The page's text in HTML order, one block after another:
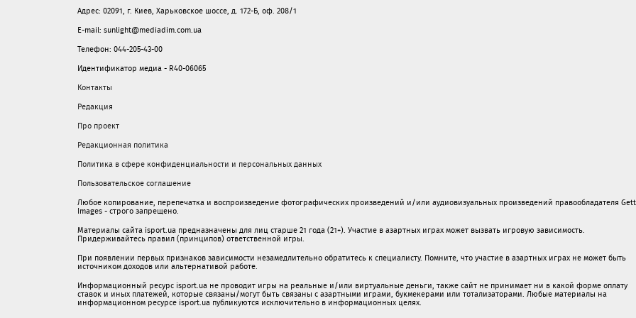
Адрес: 02091, г. Киев, Харьковское шоссе, д. 172-Б, оф. 208/1
E-mail: sunlight@mediadim.com.ua
Телефон: 044-205-43-00
Идентификатор медиа - R40-06065
Контакты
Редакция
Про проект
Редакционная политика
Политика в сфере конфиденциальности и персональных данных
Пользовательское соглашение
Любое копирование, перепечатка и воспроизведение фотографических произведений и/или аудиовизуальных произведений правообладателя
Images - строго запрещено.
Материалы сайта isport.ua предназначены для лиц старше 21 года (21+). Участие в азартных играх может вызвать игровую зависимость.
Придерживайтесь правил (принципов) ответственной игры.
При появлении первых признаков зависимости незамедлительно обратитесь к специалисту. Помните, что участие в азартных играх не может быть
источником доходов или альтернативой работе.
Информационный ресурс isport.ua не проводит игры на реальные и/или виртуальные деньги, также сайт не принимает ни в какой форме oплaту
ставок и иных платежей, которые связаны/могут быть связаны c азартными игрaми, букмекерами или тотализаторами. Любые материалы на
информационном ресурсе isport.ua публикуютcя исключительно в информационных целях.